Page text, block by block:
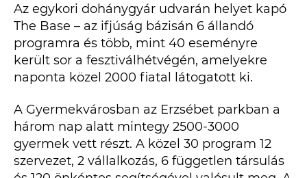
Az egykori dohánygyár udvarán helyet kapó
The Base – az ifjúság bázisán 6 állandó
programra és több, mint 40 eseményre
került sor a fesztiválhétvégén, amelyekre
naponta közel 2000 fiatal látogatott ki.
A Gyermekvárosban az Erzsébet parkban a
három nap alatt mintegy 2500-3000
gyermek vett részt. A közel 30 program 12
szervezet, 2 vállalkozás, 6 független társulás